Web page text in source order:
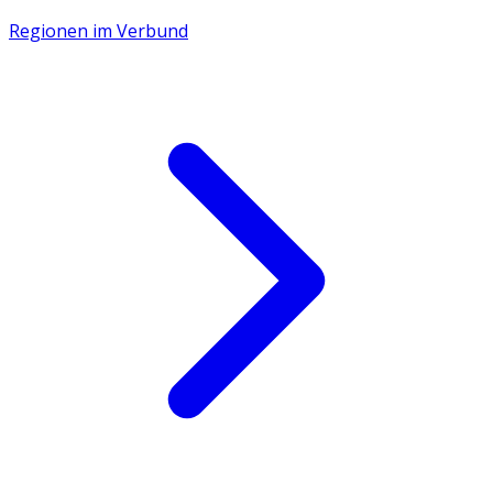
Regionen im Verbund